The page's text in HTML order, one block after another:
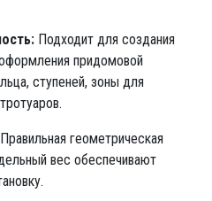
Подходит для создания
придомовой
ступеней, зоны для
Правильная геометрическая
вес обеспечивают